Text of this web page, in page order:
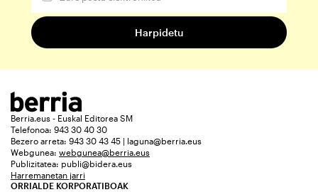
Berria.eus - Euskal Editorea SM
Telefonoa: 943 30 40 30
Bezero arreta: 943 30 43 45 | laguna@berria.eus
Webgunea: webgunea@berria.eus
Publizitatea: publi@bidera.eus
Harremanetan jarri
ORRIALDE KORPORATIBOAK